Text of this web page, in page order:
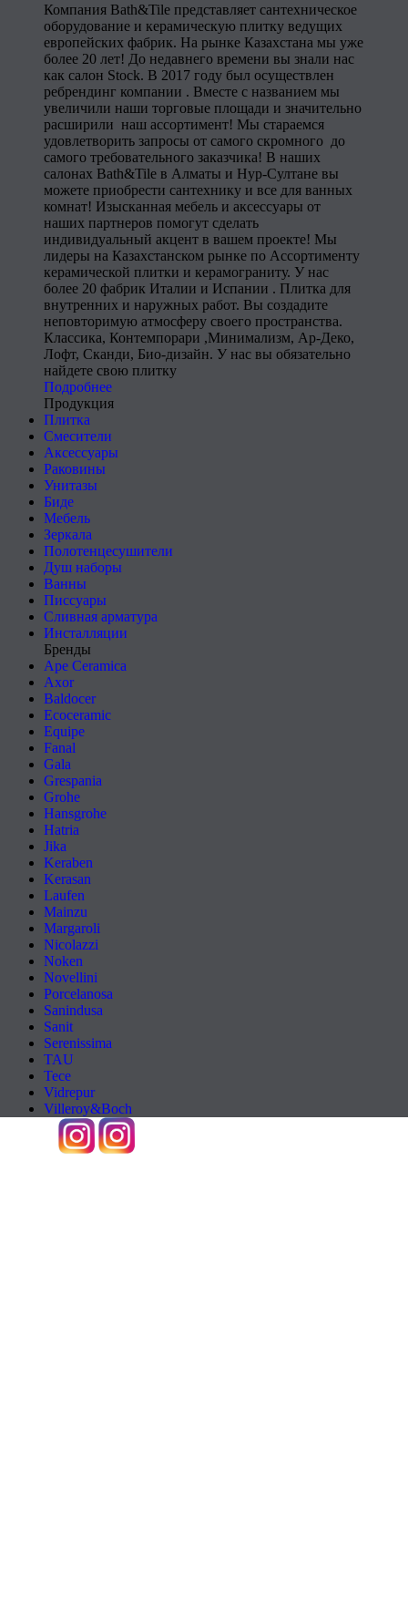
Компания Bath&Tile представляет сантехническое
оборудование и керамическую плитку ведущих
европейских фабрик. На рынке Казахстана мы уже
более 20 лет! До недавнего времени вы знали нас
как салон Stock. В 2017 году был осуществлен
ребрендинг компании . Вместе с названием мы
увеличили наши торговые площади и значительно
расширили наш ассортимент! Мы стараемся
удовлетворить запросы от самого скромного до
самого требовательного заказчика! В наших
салонах Bath&Tile в Алматы и Нур-Султане вы
можете приобрести сантехнику и все для ванных
комнат! Изысканная мебель и аксессуары от
наших партнеров помогут сделать
индивидуальный акцент в вашем проекте! Мы
лидеры на Казахстанском рынке по Ассортименту
керамической плитки и керамограниту. У нас
более 20 фабрик Италии и Испании . Плитка для
внутренних и наружных работ. Вы создадите
неповторимую атмосферу своего пространства.
Классика, Контемпорари ,Минимализм, Ар-Деко,
Лофт, Сканди, Био-дизайн. У нас вы обязательно
найдете свою плитку
Подробнее
Продукция
Плитка
Смесители
Аксессуары
Раковины
Унитазы
Биде
Мебель
Зеркала
Полотенцесушители
Душ наборы
Ванны
Писсуары
Сливная арматура
Инсталляции
Бренды
Ape Ceramica
Axor
Baldocer
Ecoceramic
Equipe
Fanal
Gala
Grespania
Grohe
Hansgrohe
Hatria
Jika
Keraben
Kerasan
Laufen
Mainzu
Margaroli
Nicolazzi
Noken
Novellini
Porcelanosa
Sanindusa
Sanit
Serenissima
TAU
Tece
Vidrepur
Villeroy&Boch